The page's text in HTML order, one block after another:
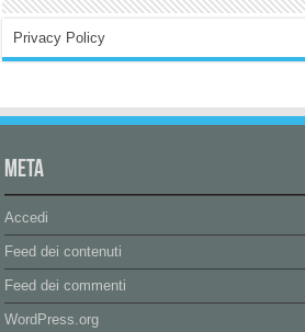
Privacy Policy
Meta
Accedi
Feed dei contenuti
Feed dei commenti
WordPress.org